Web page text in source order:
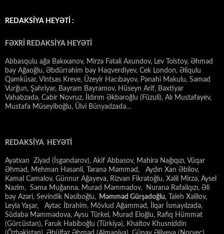
REDAKSİYA HEYƏTİ :
FƏXRİ REDAKSİYA HEYƏTİ
Abbasqulu ağa Bakıxanov, Mirzə Fətəli Axundov, Lev Tolstoy, Əhməd
bəy Ağaoğlu, Əbdürrəhim bəy Haqverdiyev, Cek London, Əliqulu
Qəmküsar, Vintsas Kreve, Üzeyir Hacıbəyov, Pənahi Makulu, Səməd
Vurğun, Şəhriyar, Bayram Bayramov, Hüseyn Arif, Bəxtiyar
Vahabzadə, Cabir Novruz, İldırım Əkbəroğlu (Füzuli), Alı Mustafayev,
Mustafa Müseyiboğlu, Ülvi Bünyadzadə…
REDAKSİYA HEYƏTİ
Ayətxan Ziyad (İsgəndərov), Akif Abbasov, Mahirə Nağıqızı, Vüqar
Əhməd, Mehman Həsənli, Təranə Məmməd, Aydın Xan Əbilov,
Kamal Camalov, Günnur Ağayeva, Rizvan Fikrətoğlu, Xəlil Mirzə, Aysel
Nazim, Səma Muğanna, Murad Məmmədov, Nuranə Rafailqızı, Əli
bəy Azəri, Sevindik Nəsiboğlu, Məmməd Gürşadoğlu, Taleh Xəlilov,
Leyla Yaşar, Aytac İbrahim, Mövlud Ağamməd, İlqar İsmayılzadə,
Südabə Məmmədova, Aysu Türkel, Murad Eloğlu, Rafiq Hümmət
(Gürcüstan), Faruk Habiboğlu (Türkiyə), Khaitov Khusniddin